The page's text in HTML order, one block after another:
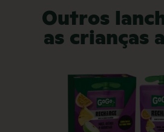
Outros
as crianças